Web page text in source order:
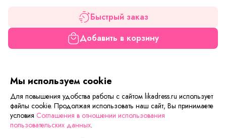
Быстрый заказ
Добавить в корзину
воспользоваться функцией «Быстрый заказ».
Заполните форму, и через короткое время вам
перезвонит менеджер. Он уточнит все условия заказа,
ответит на вопросы, а также подскажет о вариантах
оплаты и доставки.
Мы используем cookie
Для повышения удобства работы с сайтом likadress.ru использует
файлы cookie. Продолжая использовать наш сайт, Вы принимаете
условия Соглашения в отношении использования
пользовательских данных.